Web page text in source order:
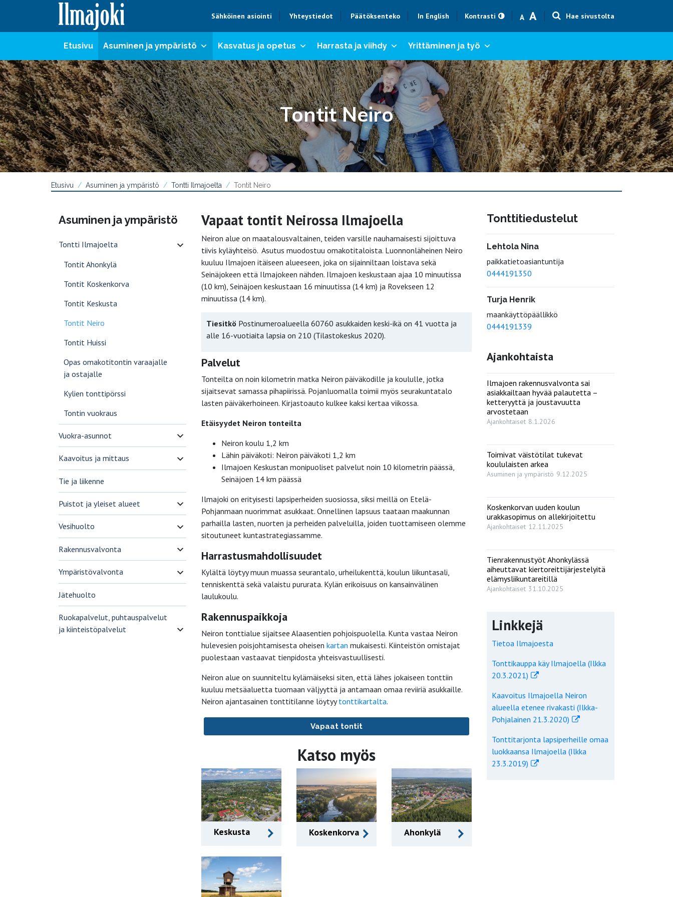
Sähköinen asiointi Yhteystiedot Päätöksenteko In English Kontrasti A
Text size smaller
AText size bigger
Hae sivustolta
Etusivu Asuminen ja ympäristö Kasvatus ja opetus Harrasta ja viihdy Yrittäminen ja työ
Tontit Neiro
Etusivu Asuminen ja ympäristö Tontti Ilmajoelta Tontit Neiro
Asuminen ja ympäristö
Tontti Ilmajoelta
Tontit Ahonkylä
Tontit Koskenkorva
Tontit Keskusta
Tontit Neiro
Tontit Huissi
Opas omakotitontin varaajalle
ja ostajalle
Kylien tonttipörssi
Tontin vuokraus
Vuokra-asunnot
Kaavoitus ja mittaus
Tie ja liikenne
Puistot ja yleiset alueet
Vesihuolto
Rakennusvalvonta
Ympäristövalvonta
Jätehuolto
Ruokapalvelut, puhtauspalvelut
ja kiinteistöpalvelut
Vapaat tontit Neirossa Ilmajoella
Neiron alue on maatalousvaltainen, teiden varsille nauhamaisesti sijoittuva
tiivis kyläyhteisö. Asutus muodostuu omakotitaloista. Luonnonläheinen Neiro
kuuluu Ilmajoen itäiseen alueeseen, joka on sijainniltaan loistava sekä
Seinäjokeen että Ilmajokeen nähden. Ilmajoen keskustaan ajaa 10 minuutissa
(10 km), Seinäjoen keskustaan 16 minuutissa (14 km) ja Rovekseen 12
minuutissa (14 km).
Tiesitkö Postinumeroalueella 60760 asukkaiden keski-ikä on 41 vuotta ja
alle 16-vuotiaita lapsia on 210 (Tilastokeskus 2020).
Palvelut
Tonteilta on noin kilometrin matka Neiron päiväkodille ja koululle, jotka
sijaitsevat samassa pihapiirissä. Pojanluomalla toimii myös seurakuntatalo
lasten päiväkerhoineen. Kirjastoauto kulkee kaksi kertaa viikossa.
Etäisyydet Neiron tonteilta
Neiron koulu 1,2 km
Lähin päiväkoti: Neiron päiväkoti 1,2 km
Ilmajoen Keskustan monipuoliset palvelut noin 10 kilometrin päässä,
Seinäjoen 14 km päässä
Ilmajoki on erityisesti lapsiperheiden suosiossa, siksi meillä on Etelä-
Pohjanmaan nuorimmat asukkaat. Onnellinen lapsuus taataan maakunnan
parhailla lasten, nuorten ja perheiden palveluilla, joiden tuottamiseen olemme
sitoutuneet kuntastrategiassamme.
Harrastusmahdollisuudet
Kylältä löytyy muun muassa seurantalo, urheilukenttä, koulun liikuntasali,
tenniskenttä sekä valaistu pururata. Kylän erikoisuus on kansainvälinen
laulukoulu.
Rakennuspaikkoja
Neiron tonttialue sijaitsee Alaasentien pohjoispuolella. Kunta vastaa Neiron
hulevesien poisjohtamisesta oheisen kartan mukaisesti. Kiinteistön omistajat
puolestaan vastaavat tienpidosta yhteisvastuullisesti.
Neiron alue on suunniteltu kylämäiseksi siten, että lähes jokaiseen tonttiin
kuuluu metsäaluetta tuomaan väljyyttä ja antamaan omaa reviiriä asukkaille.
Neiron ajantasainen tonttitilanne löytyytonttikartalta.
Vapaat tontit
Katso myös
Keskusta Koskenkorva Ahonkylä
Tonttitiedustelut
Lehtola Nina
paikkatietoasiantuntija
0444191350
Turja Henrik
maankäyttöpäällikkö
0444191339
Ajankohtaista
Ilmajoen rakennusvalvonta sai
asiakkailtaan hyvää palautetta –
ketteryyttä ja joustavuutta
arvostetaan
Ajankohtaiset 8.1.2026
Toimivat väistötilat tukevat
koululaisten arkea
Asuminen ja ympäristö 9.12.2025
Koskenkorvan uuden koulun
urakkasopimus on allekirjoitettu
Ajankohtaiset 12.11.2025
Tienrakennustyöt Ahonkylässä
aiheuttavat kiertoreittijärjestelyitä
elämysliikuntareitillä
Ajankohtaiset 31.10.2025
Linkkejä
Tietoa Ilmajoesta
Tonttikauppa käy Ilmajoella (Ilkka
20.3.2021)
Kaavoitus Ilmajoella Neiron
alueella etenee rivakasti (Ilkka-
Pohjalainen 21.3.2020)
Tonttitarjonta lapsiperheille omaa
luokkaansa Ilmajoella (Ilkka
23.3.2019)